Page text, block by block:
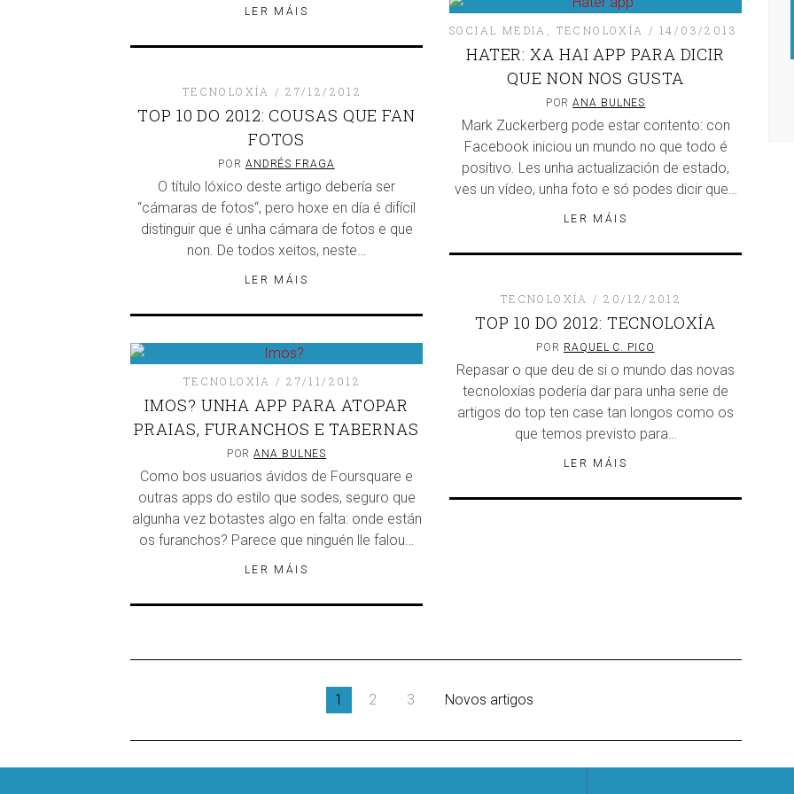
LER MÁIS
SOCIAL MEDIA TECNOLOXÍA 14/03/2013
HATER: XA HAI APP PARA DICIR
QUE NON NOS GUSTA
PORANA BULNES
Mark Zuckerberg pode estar contento: con
Facebook iniciou un mundo no que todo é
positivo. Les unha actualización de estado,
ves un vídeo, unha foto e só podes dicir que…
LER MÁIS
TECNOLOXÍA 27/12/2012
TOP 10 DO 2012: COUSAS QUE FAN
FOTOS
POR ANDRÉS FRAGA
O título lóxico deste artigo debería ser
“cámaras de fotos“, pero hoxe en día é difícil
distinguir que é unha cámara de fotos e que
non. De todos xeitos, neste…
LER MÁIS
TECNOLOXÍA 20/12/2012
TOP 10 DO 2012: TECNOLOXÍA
POR RAQUEL C. PICO
Repasar o que deu de si o mundo das novas
tecnoloxías podería dar para unha serie de
artigos do top ten case tan longos como os
que temos previsto para…
LER MÁIS
TECNOLOXÍA 27/11/2012
IMOS? UNHA APP PARA ATOPAR
PRAIAS, FURANCHOS E TABERNAS
PORANA BULNES
Como bos usuarios ávidos de Foursquare e
outras apps do estilo que sodes, seguro que
algunha vez botastes algo en falta: onde están
os furanchos? Parece que ninguén lle falou…
LER MÁIS
1 2 3 Novos artigos
DISQUEFICHA: NACHO ESCOLAR DISQUEFICHA: IRIA MISA